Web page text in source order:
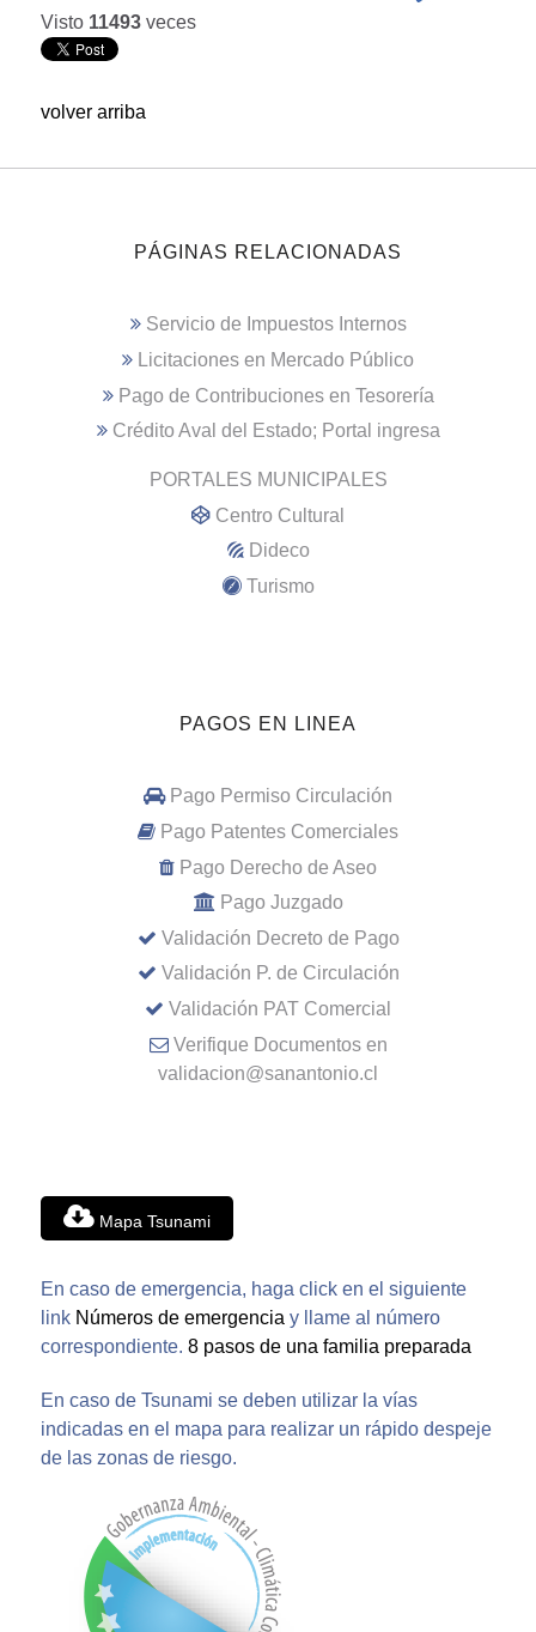
Visto 11493 veces
volver arriba
PÁGINAS RELACIONADAS
Servicio de Impuestos Internos
Licitaciones en Mercado Público
Pago de Contribuciones en Tesorería
Crédito Aval del Estado; Portal ingresa
PORTALES MUNICIPALES
Centro Cultural
Dideco
Turismo
PAGOS EN LINEA
Pago Permiso Circulación
Pago Patentes Comerciales
Pago Derecho de Aseo
Pago Juzgado
Validación Decreto de Pago
Validación P. de Circulación
Validación PAT Comercial
Verifique Documentos en
validacion@sanantonio.cl
Mapa Tsunami
En caso de emergencia, haga click en el siguiente
link Números de emergencia y llame al número
correspondiente. 8 pasos de una familia preparada
En caso de Tsunami se deben utilizar la vías
indicadas en el mapa para realizar un rápido despeje
de las zonas de riesgo.